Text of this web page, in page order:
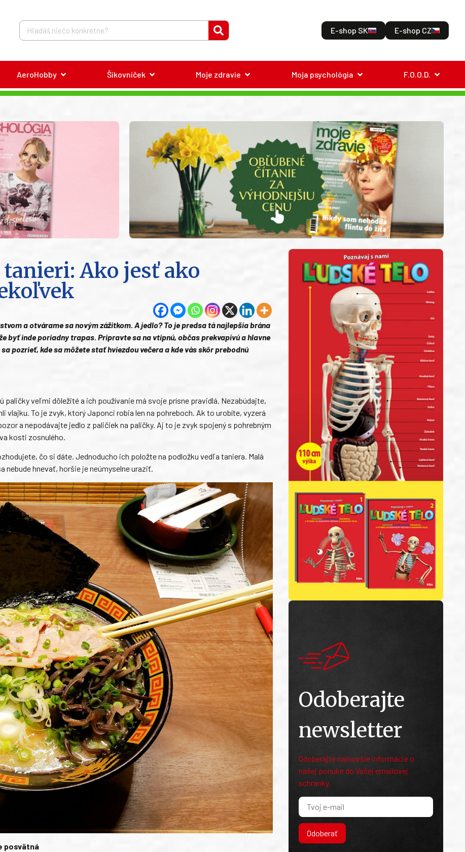
E-shop SK E-shop CZ
AeroHobby Šikovníček Moje zdravie Moja psychológia F.O.O.D.
tanieri: Ako jesť ako
a otvárame sa novým zážitkom. A jedlo? To je predsa tá najlepšia brána
byť inde poriadny trapas. Pripravte sa na vtipnú, občas prekvapivú a hlavne
pozrieť, kde sa môžete stať hviezdou večera a kde vás skôr prebodnú
paličky veľmi dôležité a ich používanie má svoje prísne pravidlá. Nezabúdajte,
vlajku. To je zvyk, ktorý Japonci robia len na pohreboch. Ak to urobíte, vyzerá
a nepodávajte jedlo z paličiek na paličky. Aj to je zvyk spojený s pohrebným
kosti zosnulého.
čo si dáte. Jednoducho ich položte na podložku vedľa taniera. Malá
hnevať, horšie je neúmyselne uraziť.
posvätná
Odoberajte
newsletter
Odoberajte najnovšie informácie o
našej ponuke do Vašej emailovej
schránky.
Odoberať